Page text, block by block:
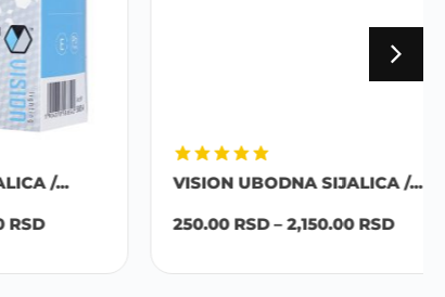
VISION UBODNA SIJALICA /...
RSD – 2,150.00RSD